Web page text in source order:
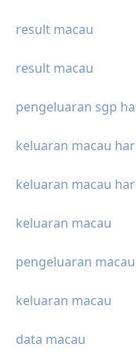
result macau
result macau
pengeluaran sgp
keluaran macau
keluaran macau
keluaran macau
pengeluaran macau
keluaran macau
data macau